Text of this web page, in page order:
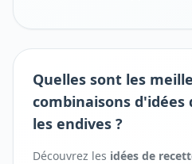
Quelles sont les
combinaisons d'idées
les endives ?
Découvrez les idées de